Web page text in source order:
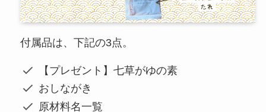
付属品は、下記の3点。
【プレゼント】七草がゆの素
おしながき
原材料名一覧